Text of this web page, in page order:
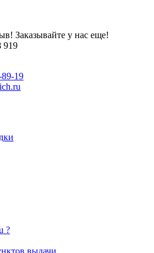
Заказывайте у нас еще!
919
19
?